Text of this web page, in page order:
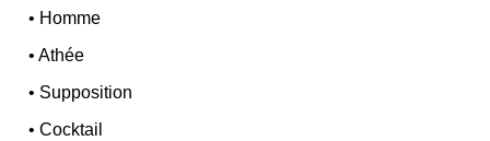
• Homme
•Athée
• Supposition
•Cocktail